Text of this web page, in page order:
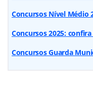
Concursos Nível Médio
Concursos 2025:
Concursos Guarda